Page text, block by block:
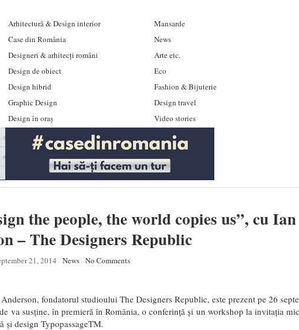
Arhitectură & Design interior
Case din România
Designeri & arhitecți români
Design de obiect
Design hibrid
Graphic Design
Design în oraș
Mansarde
News
Arte etc.
Eco
Fashion & Bijuterie
Design travel
Video stories
the people, the world copies us”, cu Ian
– The Designers Republic
21, 2014 / News/ No Comments
fondatorul studioului The Designers Republic, este prezent pe 26
va susține, în premieră în România, o conferință și un workshop la invitația
și design TypopassageTM.